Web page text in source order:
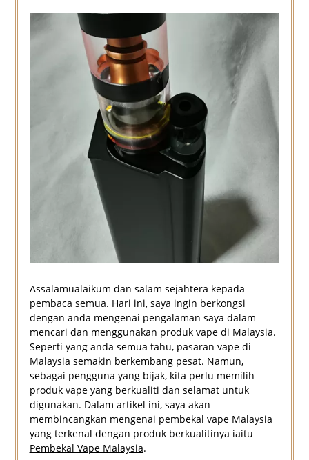
Assalamualaikum dan salam sejahtera kepada
pembaca semua. Hari ini, saya ingin berkongsi
dengan anda mengenai pengalaman saya dalam
mencari dan menggunakan produk vape di Malaysia.
Seperti yang anda semua tahu, pasaran vape di
Malaysia semakin berkembang pesat. Namun,
sebagai pengguna yang bijak, kita perlu memilih
produk vape yang berkualiti dan selamat untuk
digunakan. Dalam artikel ini, saya akan
membincangkan mengenai pembekal vape Malaysia
yang terkenal dengan produk berkualitinya iaitu
Pembekal Vape Malaysia.